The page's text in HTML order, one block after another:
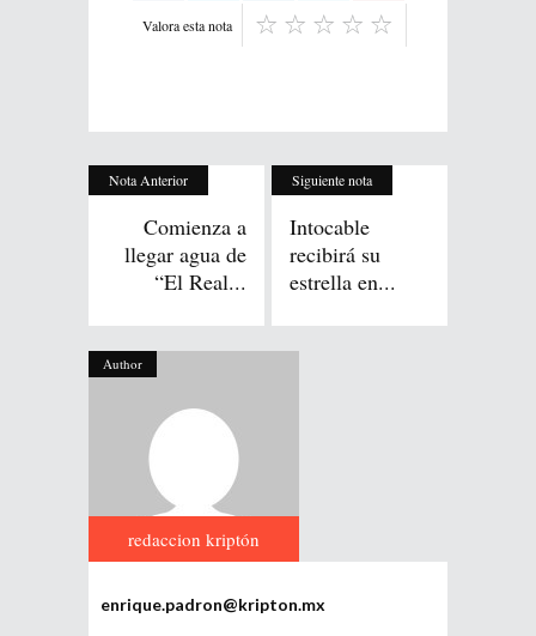
Valora esta nota
Nota Anterior
Comienza a
llegar agua de
“El Real...
Siguiente nota
Intocable
recibirá su
estrella en...
Author
redaccion kriptón
enrique.padron@kripton.mx